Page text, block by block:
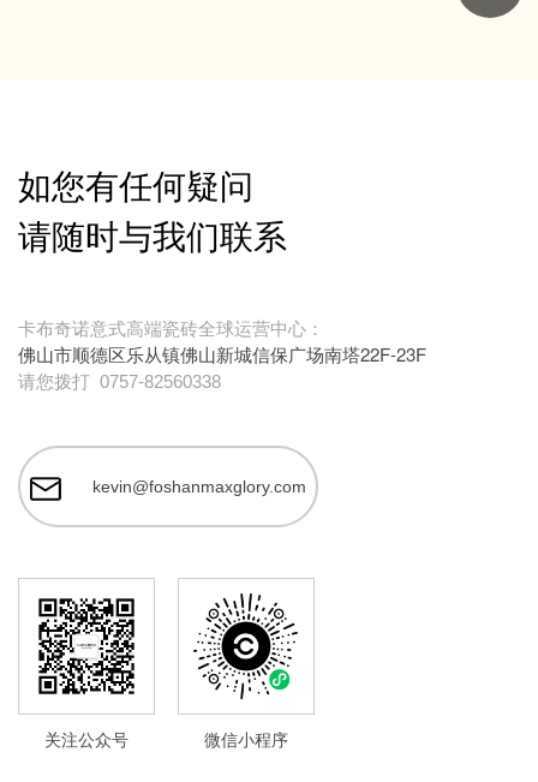
如您有任何疑问
请随时与我们联系
卡布奇诺意式高端瓷砖全球运营中心：
佛山市顺德区乐从镇佛山新城信保广场南塔22F-23F
请您拨打 0757-82560338
kevin@foshanmaxglory.com
关注公众号 微信小程序